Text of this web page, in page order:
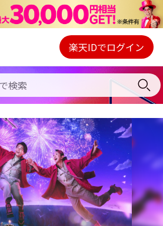
し
Webプレイヤー
ご契約内容の確認・変更
楽天IDでログイン